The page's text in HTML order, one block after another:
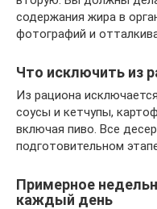
содержания жира в
фотографий и
Что исключить из
Из рациона
соусы и кетчупы,
включая пиво. Все
подготовительном
Примерное
каждый день